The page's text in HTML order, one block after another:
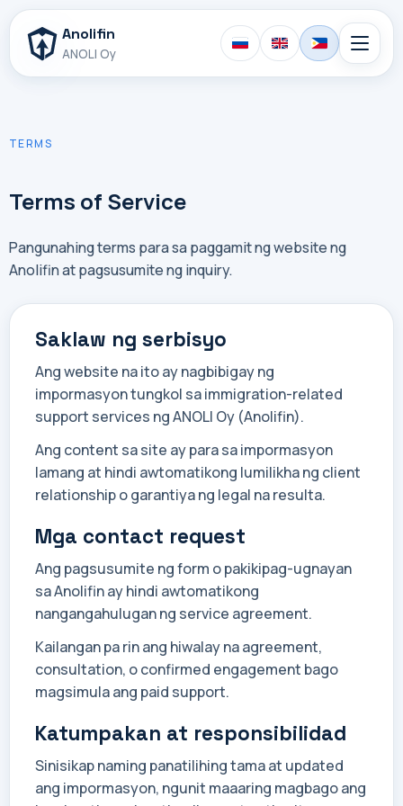
Anolifin
ANOLI Oy
TERMS
Terms of Service
Pangunahing terms para sa paggamit ng website ng
Anolifin at pagsusumite ng inquiry.
Saklaw ng serbisyo
Ang website na ito ay nagbibigay ng
impormasyon tungkol sa immigration-related
support services ng ANOLI Oy (Anolifin).
Ang content sa site ay para sa impormasyon
lamang at hindi awtomatikong lumilikha ng client
relationship o garantiya ng legal na resulta.
Mga contact request
Ang pagsusumite ng form o pakikipag-ugnayan
sa Anolifin ay hindi awtomatikong
nangangahulugan ng service agreement.
Kailangan pa rin ang hiwalay na agreement,
consultation, o confirmed engagement bago
magsimula ang paid support.
Katumpakan at responsibilidad
Sinisikap naming panatilihing tama at updated
ang impormasyon, ngunit maaaring magbago ang